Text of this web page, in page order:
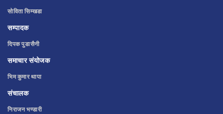
सोविता सिम्खडा
सम्पादक
दिपक पुडासैनी
समाचार संयोजक
भिम कुमार थापा
संचालक
निराजन भण्डारी